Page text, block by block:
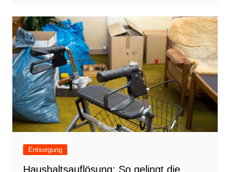
Entsorgung
Haushaltsauflösung: So gelingt die